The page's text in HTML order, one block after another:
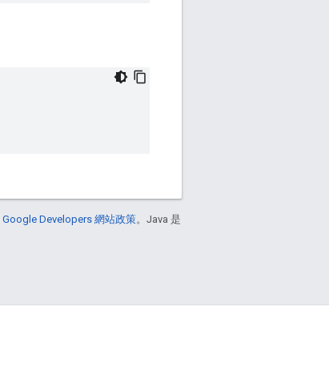
Google Developers 網站政策。Java 是